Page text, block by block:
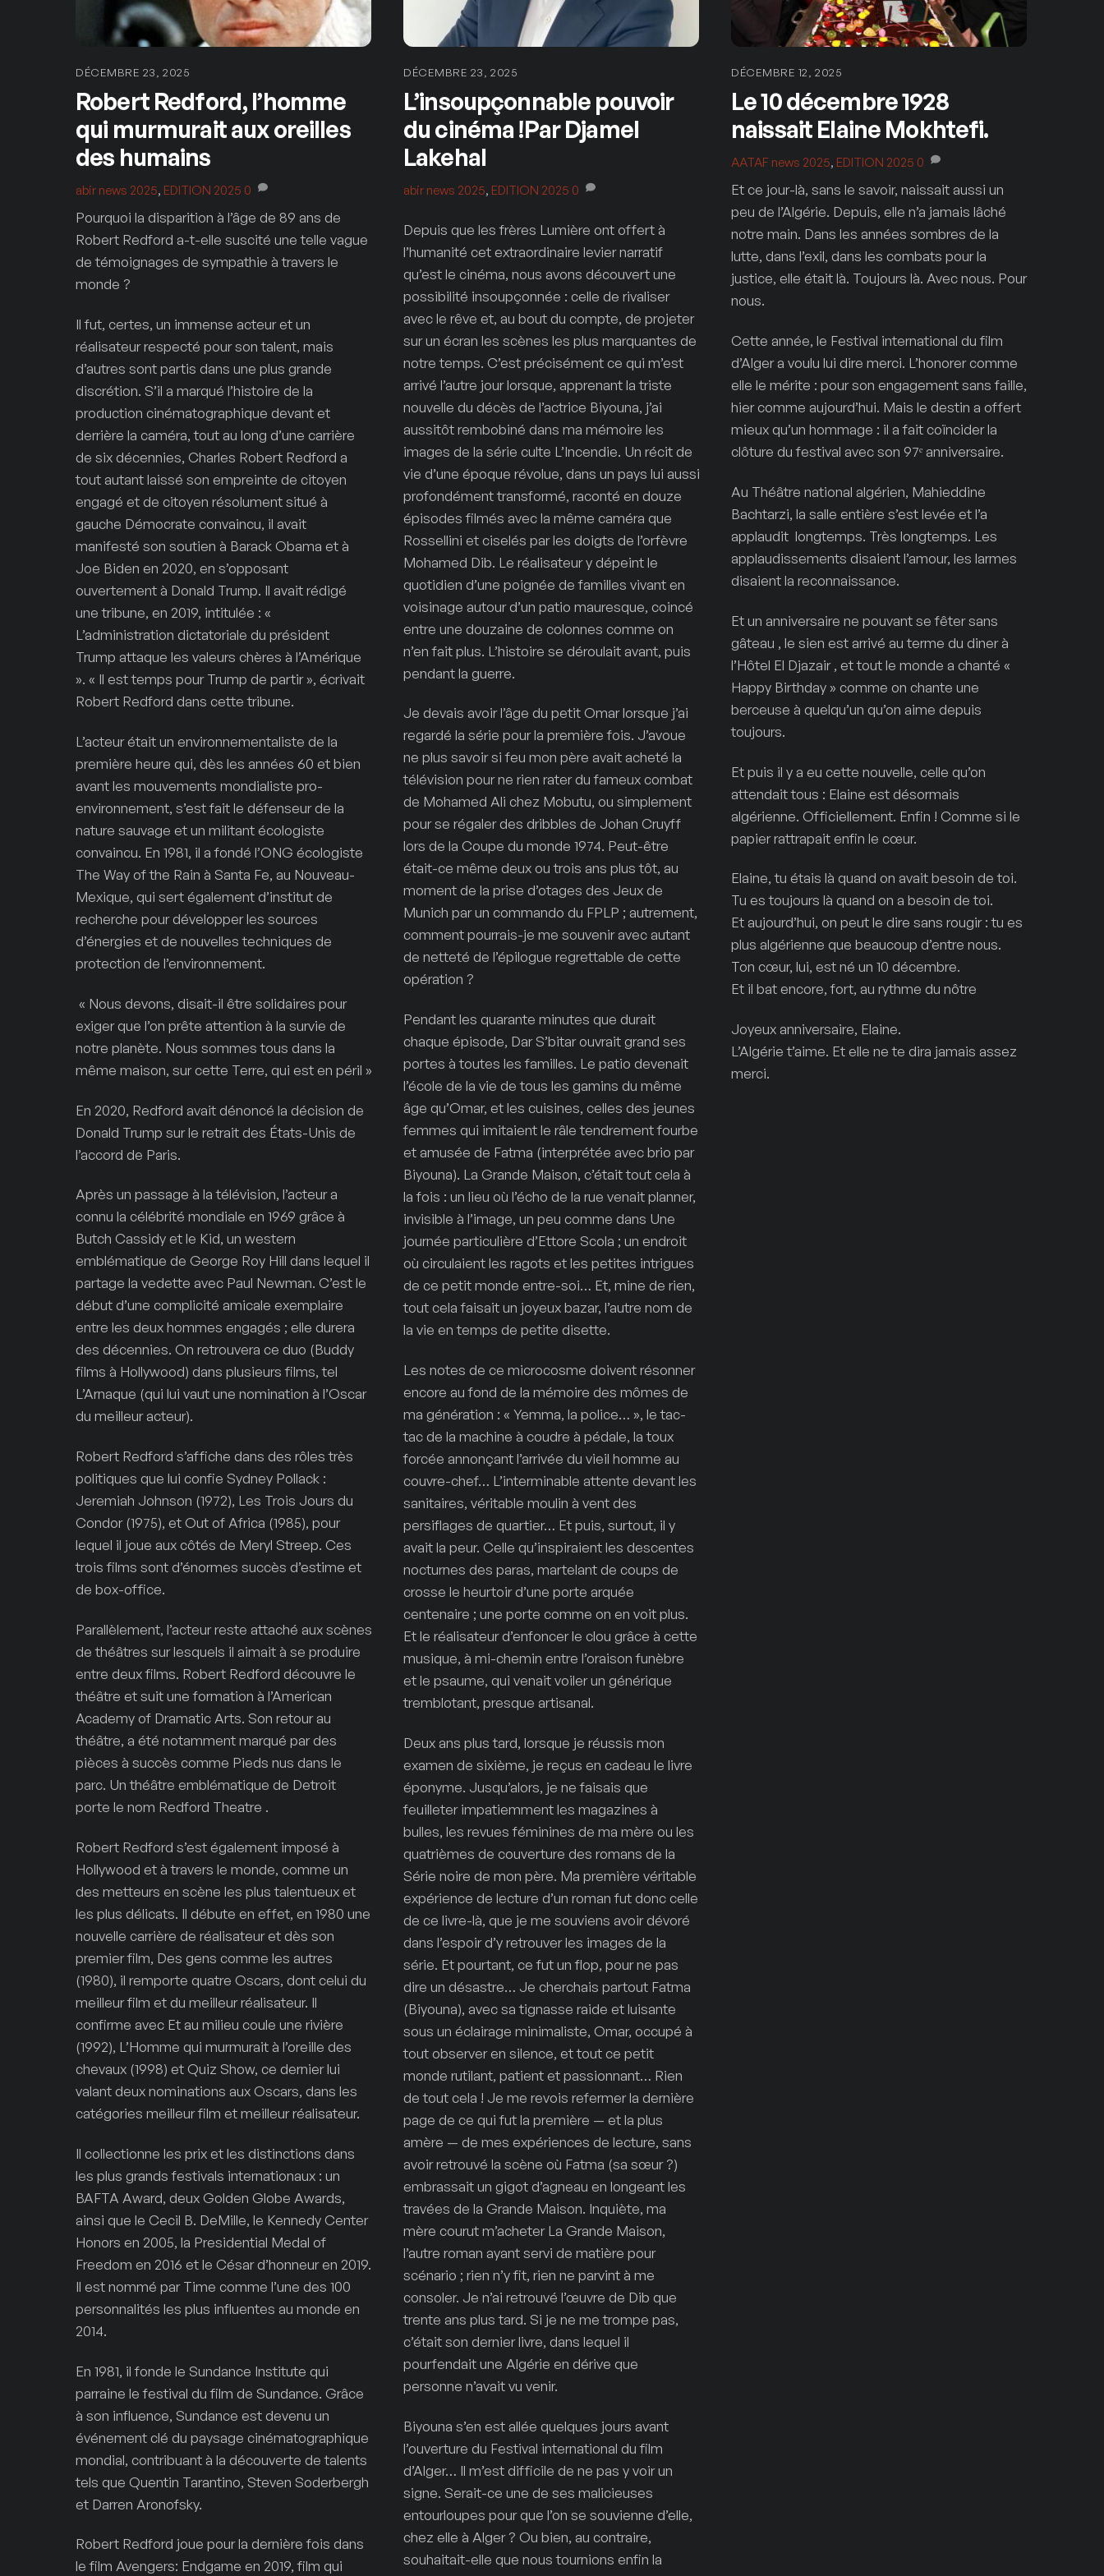
DÉCEMBRE 23, 2025
Robert Redford, l’homme
qui murmurait aux oreilles
des humains
abir news 2025, EDITION 2025 0
Pourquoi la disparition à l’âge de 89 ans de
Robert Redford a-t-elle suscité une telle vague
de témoignages de sympathie à travers le
monde ?
Il fut, certes, un immense acteur et un
réalisateur respecté pour son talent, mais
d’autres sont partis dans une plus grande
discrétion. S’il a marqué l’histoire de la
production cinématographique devant et
derrière la caméra, tout au long d’une carrière
de six décennies, Charles Robert Redford a
tout autant laissé son empreinte de citoyen
engagé et de citoyen résolument situé à
gauche Démocrate convaincu, il avait
manifesté son soutien à Barack Obama et à
Joe Biden en 2020, en s’opposant
ouvertement à Donald Trump. Il avait rédigé
une tribune, en 2019, intitulée : «
L’administration dictatoriale du président
Trump attaque les valeurs chères à l’Amérique
». « Il est temps pour Trump de partir », écrivait
Robert Redford dans cette tribune.
L’acteur était un environnementaliste de la
première heure qui, dès les années 60 et bien
avant les mouvements mondialiste pro-
environnement, s’est fait le défenseur de la
nature sauvage et un militant écologiste
convaincu. En 1981, il a fondé l’ONG écologiste
The Way of the Rain à Santa Fe, au Nouveau-
Mexique, qui sert également d’institut de
recherche pour développer les sources
d’énergies et de nouvelles techniques de
protection de l’environnement.
« Nous devons, disait-il être solidaires pour
exiger que l’on prête attention à la survie de
notre planète. Nous sommes tous dans la
même maison, sur cette Terre, qui est en péril »
En 2020, Redford avait dénoncé la décision de
Donald Trump sur le retrait des États-Unis de
l’accord de Paris.
Après un passage à la télévision, l’acteur a
connu la célébrité mondiale en 1969 grâce à
Butch Cassidy et le Kid, un western
emblématique de George Roy Hill dans lequel il
partage la vedette avec Paul Newman. C’est le
début d’une complicité amicale exemplaire
entre les deux hommes engagés ; elle durera
des décennies. On retrouvera ce duo (Buddy
films à Hollywood) dans plusieurs films, tel
L’Arnaque (qui lui vaut une nomination à l’Oscar
du meilleur acteur).
Robert Redford s’affiche dans des rôles très
politiques que lui confie Sydney Pollack :
Jeremiah Johnson (1972), Les Trois Jours du
Condor (1975), et Out of Africa (1985), pour
lequel il joue aux côtés de Meryl Streep. Ces
trois films sont d’énormes succès d’estime et
de box-office.
Parallèlement, l’acteur reste attaché aux scènes
de théâtres sur lesquels il aimait à se produire
entre deux films. Robert Redford découvre le
théâtre et suit une formation à l’American
Academy of Dramatic Arts. Son retour au
théâtre, a été notamment marqué par des
pièces à succès comme Pieds nus dans le
parc. Un théâtre emblématique de Detroit
porte le nom Redford Theatre .
Robert Redford s’est également imposé à
Hollywood et à travers le monde, comme un
des metteurs en scène les plus talentueux et
les plus délicats. Il débute en effet, en 1980 une
nouvelle carrière de réalisateur et dès son
premier film, Des gens comme les autres
(1980), il remporte quatre Oscars, dont celui du
meilleur film et du meilleur réalisateur. Il
confirme avec Et au milieu coule une rivière
(1992), L’Homme qui murmurait à l’oreille des
chevaux (1998) et Quiz Show, ce dernier lui
valant deux nominations aux Oscars, dans les
catégories meilleur film et meilleur réalisateur.
Il collectionne les prix et les distinctions dans
les plus grands festivals internationaux : un
BAFTA Award, deux Golden Globe Awards,
ainsi que le Cecil B. DeMille, le Kennedy Center
Honors en 2005, la Presidential Medal of
Freedom en 2016 et le César d’honneur en 2019.
Il est nommé par Time comme l’une des 100
personnalités les plus influentes au monde en
2014.
En 1981, il fonde le Sundance Institute qui
parraine le festival du film de Sundance. Grâce
à son influence, Sundance est devenu un
événement clé du paysage cinématographique
mondial, contribuant à la découverte de talents
tels que Quentin Tarantino, Steven Soderbergh
et Darren Aronofsky.
Robert Redford joue pour la dernière fois dans
le film Avengers: Endgame en 2019, film qui
DÉCEMBRE 23, 2025
L’insoupçonnable pouvoir
du cinéma !Par Djamel
Lakehal
abir news 2025, EDITION 2025 0
Depuis que les frères Lumière ont offert à
l’humanité cet extraordinaire levier narratif
qu’est le cinéma, nous avons découvert une
possibilité insoupçonnée : celle de rivaliser
avec le rêve et, au bout du compte, de projeter
sur un écran les scènes les plus marquantes de
notre temps. C’est précisément ce qui m’est
arrivé l’autre jour lorsque, apprenant la triste
nouvelle du décès de l’actrice Biyouna, j’ai
aussitôt rembobiné dans ma mémoire les
images de la série culte L’Incendie. Un récit de
vie d’une époque révolue, dans un pays lui aussi
profondément transformé, raconté en douze
épisodes filmés avec la même caméra que
Rossellini et ciselés par les doigts de l’orfèvre
Mohamed Dib. Le réalisateur y dépeint le
quotidien d’une poignée de familles vivant en
voisinage autour d’un patio mauresque, coincé
entre une douzaine de colonnes comme on
n’en fait plus. L’histoire se déroulait avant, puis
pendant la guerre.
Je devais avoir l’âge du petit Omar lorsque j’ai
regardé la série pour la première fois. J’avoue
ne plus savoir si feu mon père avait acheté la
télévision pour ne rien rater du fameux combat
de Mohamed Ali chez Mobutu, ou simplement
pour se régaler des dribbles de Johan Cruyff
lors de la Coupe du monde 1974. Peut-être
était-ce même deux ou trois ans plus tôt, au
moment de la prise d’otages des Jeux de
Munich par un commando du FPLP ; autrement,
comment pourrais-je me souvenir avec autant
de netteté de l’épilogue regrettable de cette
opération ?
Pendant les quarante minutes que durait
chaque épisode, Dar S’bitar ouvrait grand ses
portes à toutes les familles. Le patio devenait
l’école de la vie de tous les gamins du même
âge qu’Omar, et les cuisines, celles des jeunes
femmes qui imitaient le râle tendrement fourbe
et amusée de Fatma (interprétée avec brio par
Biyouna). La Grande Maison, c’était tout cela à
la fois : un lieu où l’écho de la rue venait planner,
invisible à l’image, un peu comme dans Une
journée particulière d’Ettore Scola ; un endroit
où circulaient les ragots et les petites intrigues
de ce petit monde entre-soi… Et, mine de rien,
tout cela faisait un joyeux bazar, l’autre nom de
la vie en temps de petite disette.
Les notes de ce microcosme doivent résonner
encore au fond de la mémoire des mômes de
ma génération : « Yemma, la police… », le tac-
tac de la machine à coudre à pédale, la toux
forcée annonçant l’arrivée du vieil homme au
couvre-chef… L’interminable attente devant les
sanitaires, véritable moulin à vent des
persiflages de quartier… Et puis, surtout, il y
avait la peur. Celle qu’inspiraient les descentes
nocturnes des paras, martelant de coups de
crosse le heurtoir d’une porte arquée
centenaire ; une porte comme on en voit plus.
Et le réalisateur d’enfoncer le clou grâce à cette
musique, à mi-chemin entre l’oraison funèbre
et le psaume, qui venait voiler un générique
tremblotant, presque artisanal.
Deux ans plus tard, lorsque je réussis mon
examen de sixième, je reçus en cadeau le livre
éponyme. Jusqu’alors, je ne faisais que
feuilleter impatiemment les magazines à
bulles, les revues féminines de ma mère ou les
quatrièmes de couverture des romans de la
Série noire de mon père. Ma première véritable
expérience de lecture d’un roman fut donc celle
de ce livre-là, que je me souviens avoir dévoré
dans l’espoir d’y retrouver les images de la
série. Et pourtant, ce fut un flop, pour ne pas
dire un désastre… Je cherchais partout Fatma
(Biyouna), avec sa tignasse raide et luisante
sous un éclairage minimaliste, Omar, occupé à
tout observer en silence, et tout ce petit
monde rutilant, patient et passionnant… Rien
de tout cela ! Je me revois refermer la dernière
page de ce qui fut la première — et la plus
amère — de mes expériences de lecture, sans
avoir retrouvé la scène où Fatma (sa sœur ?)
embrassait un gigot d’agneau en longeant les
travées de la Grande Maison. Inquiète, ma
mère courut m’acheter La Grande Maison,
l’autre roman ayant servi de matière pour
scénario ; rien n’y fit, rien ne parvint à me
consoler. Je n’ai retrouvé l’œuvre de Dib que
trente ans plus tard. Si je ne me trompe pas,
c’était son dernier livre, dans lequel il
pourfendait une Algérie en dérive que
personne n’avait vu venir.
Biyouna s’en est allée quelques jours avant
l’ouverture du Festival international du film
d’Alger… Il m’est difficile de ne pas y voir un
signe. Serait-ce une de ses malicieuses
entourloupes pour que l’on se souvienne d’elle,
chez elle à Alger ? Ou bien, au contraire,
souhaitait-elle que nous tournions enfin la
DÉCEMBRE 12, 2025
Le 10 décembre 1928
naissait Elaine Mokhtefi.
AATAF news 2025, EDITION 2025 0
Et ce jour-là, sans le savoir, naissait aussi un
peu de l’Algérie. Depuis, elle n’a jamais lâché
notre main. Dans les années sombres de la
lutte, dans l’exil, dans les combats pour la
justice, elle était là. Toujours là. Avec nous. Pour
nous.
Cette année, le Festival international du film
d’Alger a voulu lui dire merci. L’honorer comme
elle le mérite : pour son engagement sans faille,
hier comme aujourd’hui. Mais le destin a offert
mieux qu’un hommage : il a fait coïncider la
clôture du festival avec son 97ᵉ anniversaire.
Au Théâtre national algérien, Mahieddine
Bachtarzi, la salle entière s’est levée et l’a
applaudit longtemps. Très longtemps. Les
applaudissements disaient l’amour, les larmes
disaient la reconnaissance.
Et un anniversaire ne pouvant se fêter sans
gâteau , le sien est arrivé au terme du diner à
l’Hôtel El Djazair , et tout le monde a chanté «
Happy Birthday » comme on chante une
berceuse à quelqu’un qu’on aime depuis
toujours.
Et puis il y a eu cette nouvelle, celle qu’on
attendait tous : Elaine est désormais
algérienne. Officiellement. Enfin ! Comme si le
papier rattrapait enfin le cœur.
Elaine, tu étais là quand on avait besoin de toi.
Tu es toujours là quand on a besoin de toi.
Et aujourd’hui, on peut le dire sans rougir : tu es
plus algérienne que beaucoup d’entre nous.
Ton cœur, lui, est né un 10 décembre.
Et il bat encore, fort, au rythme du nôtre
Joyeux anniversaire, Elaine.
L’Algérie t’aime. Et elle ne te dira jamais assez
merci.